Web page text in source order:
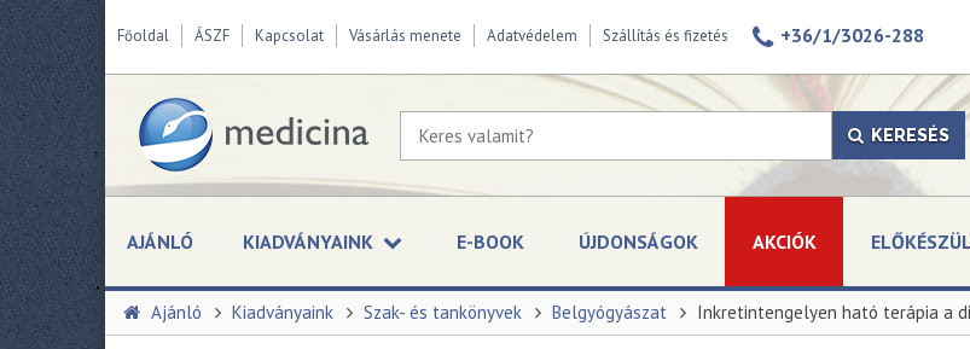
Főoldal ÁSZF Kapcsolat Vásárlás menete Adatvédelem Szállítás és fizetés +36/1/3026-288
KERESÉS
AJÁNLÓ KIADVÁNYAINK E-BOOK ÚJDONSÁGOK AKCIÓK
Ajánló Kiadványaink Szak- és tankönyvek Belgyógyászat Inkretintengelyen ható terápia a